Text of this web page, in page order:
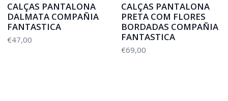
CALÇAS PANTALONA
DALMATA COMPAÑIA
FANTASTICA
€47,00
CALÇAS PANTALONA
PRETA COM FLORES
BORDADAS COMPAÑIA
FANTASTICA
€69,00